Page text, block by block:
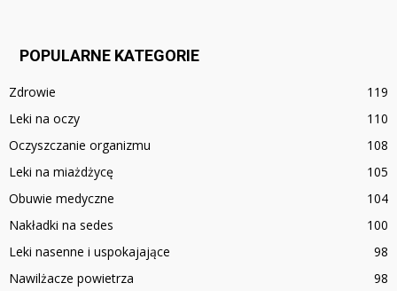
POPULARNE KATEGORIE
Zdrowie
119
Leki na oczy
110
Oczyszczanie organizmu
108
Leki na miażdżycę
105
Obuwie medyczne
104
Nakładki na sedes
100
Leki nasenne i uspokajające
98
Nawilżacze powietrza
98